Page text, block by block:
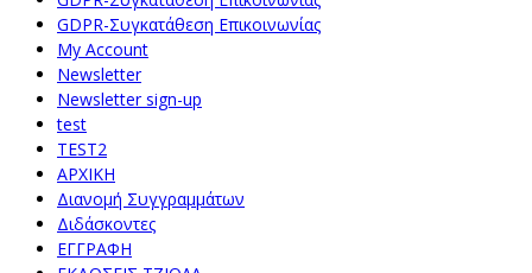
GDPR-Συγκατάθεση Επικοινωνίας
My Account
Newsletter
Newsletter sign-up
test
TEST2
ΑΡΧΙΚΗ
Διανομή Συγγραμμάτων
Διδάσκοντες
ΕΓΓΡΑΦΗ